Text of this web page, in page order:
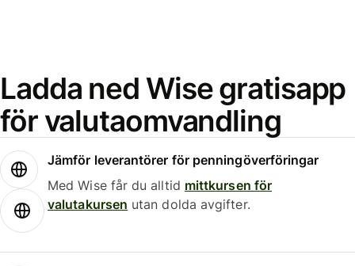
Ladda ned Wise gratisapp
för valutaomvandling
Jämför leverantörer för penningöverföringar
Med Wise får du alltid mittkursen för
valutakursen utan dolda avgifter.